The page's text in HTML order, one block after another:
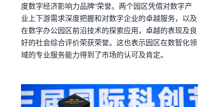
度数字经济影响力品牌”荣誉。两个园区凭借对数字产
业上下游需求深度把握和对数字企业的卓越服务，以及
在数字办公园区前沿技术的探索应用，卓越的表现及良
好的社会综合评价荣获荣誉。这也表示园区在数智化领
域的专业服务能力得到了市场的认可及肯定。